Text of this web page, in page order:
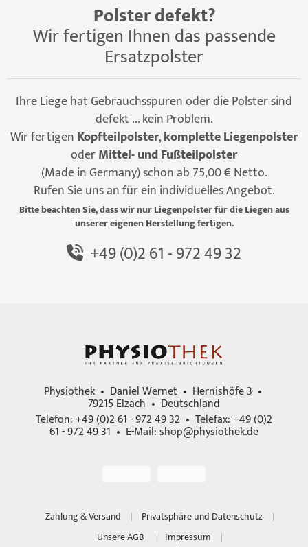
Polster defekt?
Wir fertigen Ihnen das passende
Ersatzpolster
Ihre Liege hat Gebrauchsspuren oder die Polster sind
defekt ... kein Problem.
Wir fertigen Kopfteilpolster,komplette Liegenpolster
oderMittel- und Fußteilpolster
(Made in Germany) schon ab 75,00 € Netto.
Rufen Sie uns an für ein individuelles Angebot.
Bitte beachten Sie, dass wir nur Liegenpolster für die Liegen aus
unserer eigenen Herstellung fertigen.
+49 (0)2 61 - 972 49 32
Physiothek • Daniel Wernet • Hernishöfe 3 •
79215 Elzach • Deutschland
Telefon: +49 (0)2 61 - 972 49 32 • Telefax: +49 (0)2
61 - 972 49 31 • E-Mail:shop@physiothek.de
Zahlung & Versand
Privatsphäre und Datenschutz
Unsere AGB
Impressum